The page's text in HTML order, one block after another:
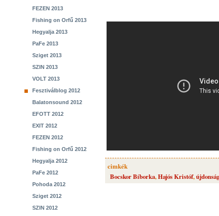
FEZEN 2013
Fishing on Orfű 2013
Hegyalja 2013
PaFe 2013
Sziget 2013
SZIN 2013
VOLT 2013
Fesztiválblog 2012
Balatonsound 2012
EFOTT 2012
EXIT 2012
FEZEN 2012
Fishing on Orfű 2012
Hegyalja 2012
PaFe 2012
Pohoda 2012
Sziget 2012
SZIN 2012
cimkék
Bocskor Bíborka,Hajós Kristóf,